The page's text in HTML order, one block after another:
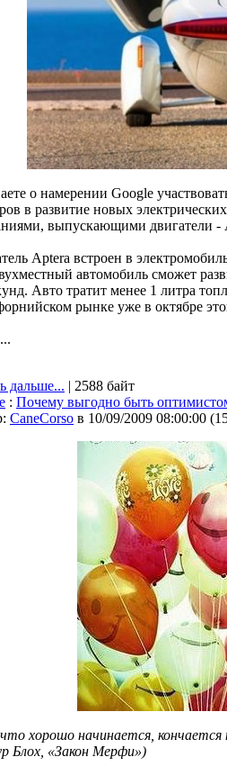
о намерении Google
в развитие новых
выпускающими двигатели -
Aptera встроен в
автомобиль сможет
Авто тратит менее 1 литра
рынке уже в октябре
дальше... | 2588 байт
: Почему выгодно быть
CaneCorso в 10/09/2009 08:00:00 (
хорошо начинается,
Блох, «Закон Мерфи»)